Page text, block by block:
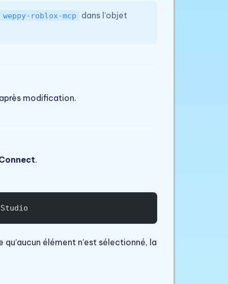
weppy-roblox-mcp dans l’objet
modification.
.
élément n’est sélectionné, la